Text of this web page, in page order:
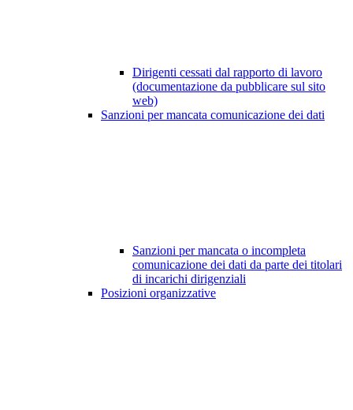
Dirigenti cessati dal rapporto di lavoro
(documentazione da pubblicare sul sito
web)
Sanzioni per mancata comunicazione dei dati
Sanzioni per mancata o incompleta
comunicazione dei dati da parte dei titolari
di incarichi dirigenziali
Posizioni organizzative